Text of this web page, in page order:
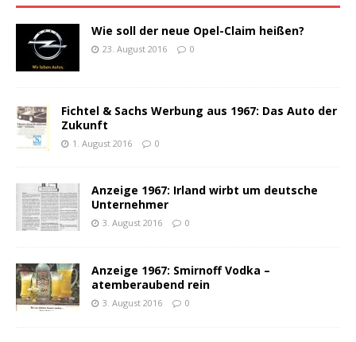
Wie soll der neue Opel-Claim heißen?
23. August 2016 0
Fichtel & Sachs Werbung aus 1967: Das Auto der
Zukunft
1. August 2016 0
Anzeige 1967: Irland wirbt um deutsche
Unternehmer
3. August 2016 0
Anzeige 1967: Smirnoff Vodka –
atemberaubend rein
3. August 2016 0